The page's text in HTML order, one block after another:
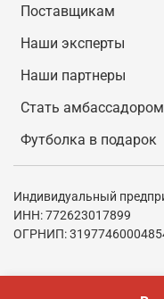
Поставщикам
Наши эксперты
Наши партнеры
Стать амбассадором
Футболка в подарок
Индивидуальный
ИНН: 772623017899
ОГРНИП: